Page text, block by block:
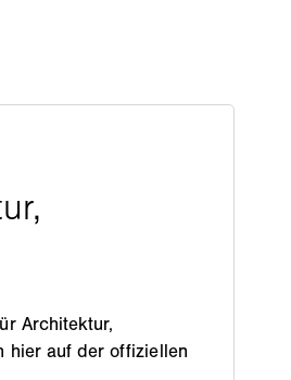
Architektur,
hier auf der offiziellen